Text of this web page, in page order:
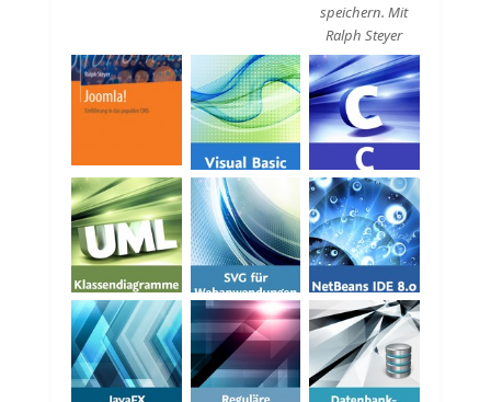
speichern. Mit
Ralph Steyer